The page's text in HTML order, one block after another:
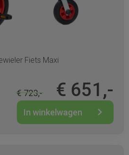
Fiets Maxi
€ 723,- € 651,-
In winkelwagen